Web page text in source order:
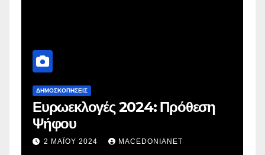
ΔΗΜΟΣΚΟΠΉΣΕΙΣ
Ευρωεκλογές 2024: Πρόθεση
Ψήφου
2 ΜΑΪ́ΟΥ 2024 MACEDONIANET